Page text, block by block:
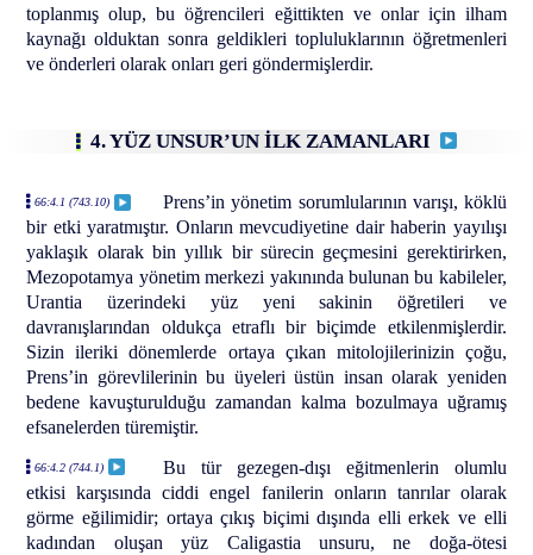
toplanmış olup, bu öğrencileri eğittikten ve onlar için ilham
kaynağı olduktan sonra geldikleri topluluklarının öğretmenleri
ve önderleri olarak onları geri göndermişlerdir.
4. YÜZ UNSUR’UN İLK ZAMANLARI
66:4.1 (743.10)
Prens’in yönetim sorumlularının varışı, köklü
bir etki yaratmıştır. Onların mevcudiyetine dair haberin yayılışı
yaklaşık olarak bin yıllık bir sürecin geçmesini gerektirirken,
Mezopotamya yönetim merkezi yakınında bulunan bu kabileler,
Urantia üzerindeki yüz yeni sakinin öğretileri ve
davranışlarından oldukça etraflı bir biçimde etkilenmişlerdir.
Sizin ileriki dönemlerde ortaya çıkan mitolojilerinizin çoğu,
Prens’in görevlilerinin bu üyeleri üstün insan olarak yeniden
bedene kavuşturulduğu zamandan kalma bozulmaya uğramış
efsanelerden türemiştir.
66:4.2 (744.1)
Bu tür gezegen-dışı eğitmenlerin olumlu
etkisi karşısında ciddi engel fanilerin onların tanrılar olarak
görme eğilimidir; ortaya çıkış biçimi dışında elli erkek ve elli
kadından oluşan yüz Caligastia unsuru, ne doğa-ötesi